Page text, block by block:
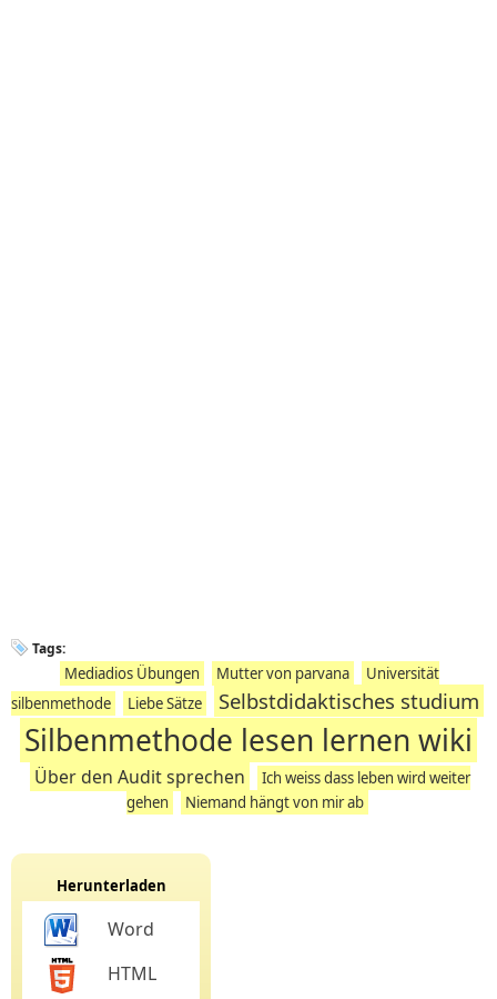
Tags:
Mediadios Übungen Mutter von parvana
Universität
silbenmethode
Liebe Sätze Selbstdidaktisches studium
Silbenmethode lesen lernen wiki
Über den Audit sprechen
Ich weiss dass leben wird weiter
gehen
Niemand hängt von mir ab
Herunterladen
Word
HTML